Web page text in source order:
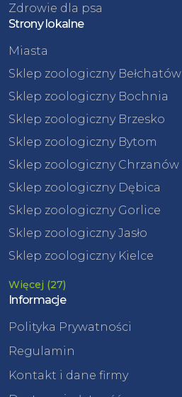
Zdrowie dla psa
Strony lokalne
Miasta
Sklep zoologiczny Bełchatów
Sklep zoologiczny Bochnia
Sklep zoologiczny Brzesko
Sklep zoologiczny Bytom
Sklep zoologiczny Chrzanów
Sklep zoologiczny Dębica
Sklep zoologiczny Gorlice
Sklep zoologiczny Jasło
Sklep zoologiczny Kielce
Więcej (27)
Informacje
Polityka Prywatności
Regulamin
Kontakt i dane firmy